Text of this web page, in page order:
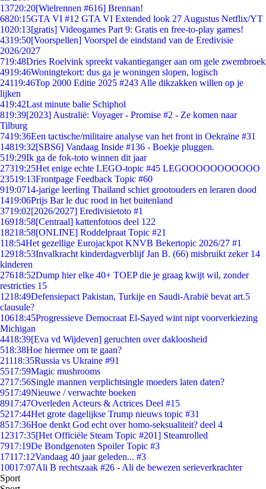
13720:20[Wielrennen #616] Brennan!
6820:15GTA VI #12 GTA VI Extended look 27 Augustus Netflix/YT
1020:13[gratis] Videogames Part 9: Gratis en free-to-play games!
4319:50[Voorspellen] Voorspel de eindstand van de Eredivisie
2026/2027
719:48Dries Roelvink spreekt vakantieganger aan om gele zwembroek
4919:46Woningtekort: dus ga je woningen slopen, logisch
24119:46Top 2000 Editie 2025 #243 Alle dikzakken willen op je
lijken
419:42Last minute balie Schiphol
819:39[2023] Australië: Voyager - Promise #2 - Ze komen naar
Tilburg
7419:36Een tactische/militaire analyse van het front in Oekraïne #31
14819:32[SBS6] Vandaag Inside #136 - Boekje pluggen.
519:29Ik ga de fok-toto winnen dit jaar
27319:25Het enige echte LEGO-topic #45 LEGOOOOOOOOOOO
23519:13Frontpage Feedback Topic #60
919:0714-jarige leerling Thailand schiet grootouders en leraren dood
1419:06Prijs Bar le duc rood in het buitenland
3719:02[2026/2027] Eredivisietoto #1
16918:58[Centraal] kattenfotoos deel 122
18218:58[ONLINE] Roddelpraat Topic #21
118:54Het gezellige Eurojackpot KNVB Bekertopic 2026/27 #1
12918:53Invalkracht kinderdagverblijf Jan B. (66) misbruikt zeker 14
kinderen
27618:52Dump hier elke 40+ TOEP die je graag kwijt wil, zonder
restricties 15
1218:49Defensiepact Pakistan, Turkije en Saudi-Arabië bevat art.5
clausule?
10618:45Progressieve Democraat El-Sayed wint nipt voorverkiezing
Michigan
4418:39[Eva vd Wijdeven] geruchten over dakloosheid
518:38Hoe hiermee om te gaan?
21118:35Russia vs Ukraine #91
5517:59Magic mushrooms
2717:56Single mannen verplichtsingle moeders laten daten?
9517:49Nieuwe / verwachte boeken
8917:47Overleden Acteurs & Actrices Deel #15
5217:44Het grote dagelijkse Trump nieuws topic #31
8517:36Hoe denkt God echt over homo-seksualiteit? deel 4
12317:35[Het Officiële Steam Topic #201] Steamrolled
7917:19De Bondgenoten Spoiler Topic #3
17117:12Vandaag 40 jaar geleden... #3
10017:07Ali B rechtszaak #26 - Ali de bewezen serieverkrachter
Sport